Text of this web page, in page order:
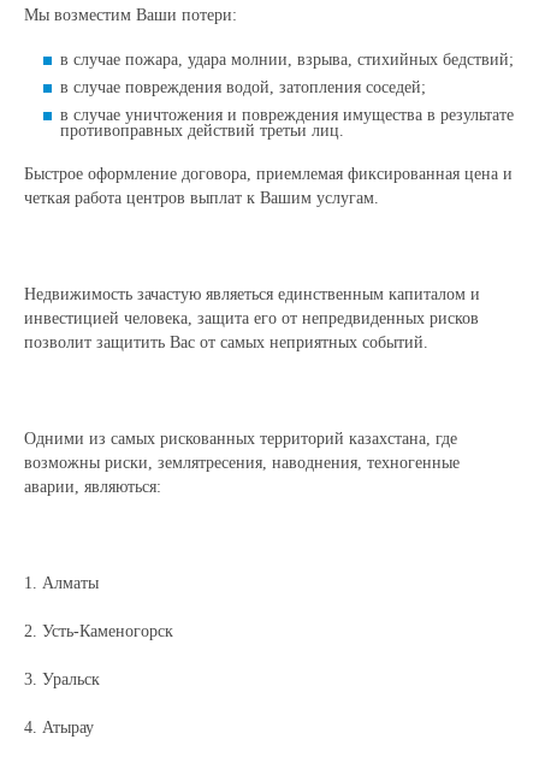
Мы возместим Ваши потери:
в случае пожара, удара молнии, взрыва, стихийных бедствий;
в случае повреждения водой, затопления соседей;
в случае уничтожения и повреждения имущества в результате
противоправных действий третьи лиц.
Быстрое оформление договора, приемлемая фиксированная цена и
четкая работа центров выплат к Вашим услугам.
Недвижимость зачастую являеться единственным капиталом и
инвестицией человека, защита его от непредвиденных рисков
позволит защитить Вас от самых неприятных событий.
Одними из самых рискованных территорий казахстана, где
возможны риски, землятресения, наводнения, техногенные
аварии, являються:
1. Алматы
2. Усть-Каменогорск
3. Уральск
4. Атырау